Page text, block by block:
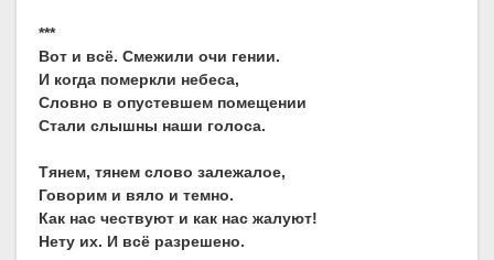
***
Вот и всё. Смежили очи гении.
И когда померкли небеса,
Словно в опустевшем помещении
Стали слышны наши голоса.
Тянем, тянем слово залежалое,
Говорим и вяло и темно.
Как нас чествуют и как нас жалуют!
Нету их. И всё разрешено.